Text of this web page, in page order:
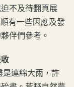
不及待翻頁展
有一些因應及發
伴們參考。
是連綿大雨，許